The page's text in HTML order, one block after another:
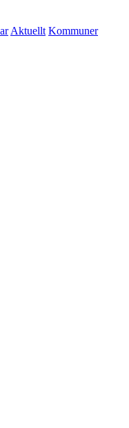
Aktuellt Kommuner